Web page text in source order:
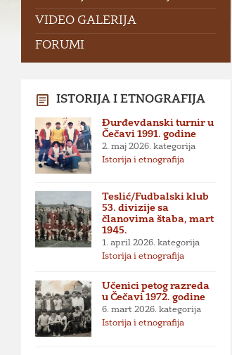
VIDEO GALERIJA
FORUMI
ISTORIJA I ETNOGRAFIJA
Đurđevdanski turnir u
Čečavi 1991. godine
2. maj 2026. kategorija
Istorija i etnografija
Teslić/Fudbalski klub
53. divizije sa
članovima štaba, mart
1945.
1. april 2026. kategorija
Istorija i etnografija
Učenici petog razreda
u Čečavi 1972. godine
6. mart 2026. kategorija
Istorija i etnografija